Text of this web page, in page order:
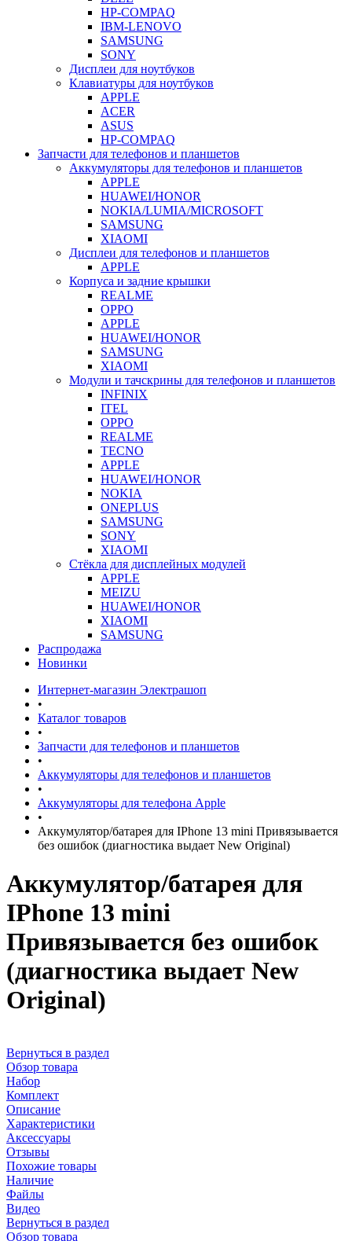
HP-COMPAQ
IBM-LENOVO
SAMSUNG
SONY
Дисплеи для ноутбуков
Клавиатуры для ноутбуков
APPLE
ACER
ASUS
HP-COMPAQ
Запчасти для телефонов и планшетов
Аккумуляторы для телефонов и планшетов
APPLE
HUAWEI/HONOR
NOKIA/LUMIA/MICROSOFT
SAMSUNG
XIAOMI
Дисплеи для телефонов и планшетов
APPLE
Корпуса и задние крышки
REALME
OPPO
APPLE
HUAWEI/HONOR
SAMSUNG
XIAOMI
Модули и тачскрины для телефонов и планшетов
INFINIX
ITEL
OPPO
REALME
TECNO
APPLE
HUAWEI/HONOR
NOKIA
ONEPLUS
SAMSUNG
SONY
XIAOMI
Стёкла для дисплейных модулей
APPLE
MEIZU
HUAWEI/HONOR
XIAOMI
SAMSUNG
Распродажа
Новинки
Интернет-магазин Электрашоп
•
Каталог товаров
•
Запчасти для телефонов и планшетов
•
Аккумуляторы для телефонов и планшетов
•
Аккумуляторы для телефона Apple
•
Аккумулятор/батарея для IPhone 13 mini Привязывается
без ошибок (диагностика выдает New Original)
Аккумулятор/батарея для
IPhone 13 mini
Привязывается без ошибок
(диагностика выдает New
Original)
Вернуться в раздел
Обзор товара
Набор
Комплект
Описание
Характеристики
Аксессуары
Отзывы
Похожие товары
Наличие
Файлы
Видео
Вернуться в раздел
Обзор товара